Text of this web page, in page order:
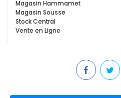
Magasin Hammamet
Magasin Sousse
Stock Central
Vente en Ligne